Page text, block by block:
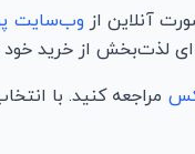
آنلاین از وب‌سایت
لذت‌بخش از خرید
مراجعه کنید. با